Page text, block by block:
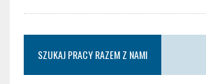
SZUKAJ PRACY RAZEM Z NAMI